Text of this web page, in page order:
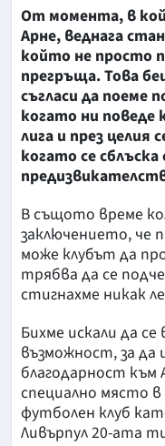
От момента, в
Арне, веднага
който не просто
прегръща. Това
съгласи да поеме
когато ни
лига и през целия
когато се
В същото време
заключението, че
може клубът да
трябва да се
стигнахме никак
Бихме искали да
възможност, за да
благодарност към
специално място
футболен клуб
Ливърпул 20-ата